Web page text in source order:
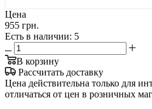
Цена
955 грн.
Есть в наличии: 5
В корзину
Рассчитать доставку
Цена действительна только для
отличаться от цен в розничных